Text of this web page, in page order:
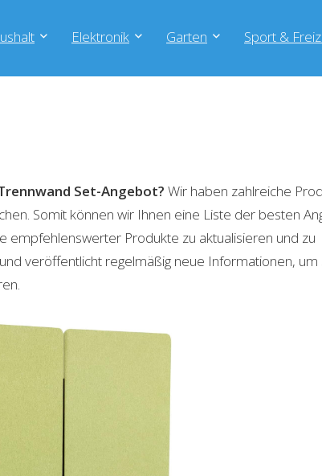
Elektronik Garten Sport &
Set-Angebot? Wir haben zahlreiche
Somit können wir Ihnen eine Liste der besten
empfehlenswerter Produkte zu aktualisieren und zu
veröffentlicht regelmäßig neue Informationen, um